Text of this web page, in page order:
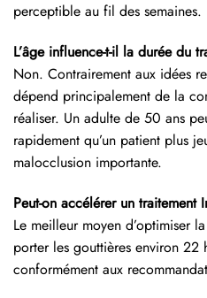
perceptible au fil des semaines.
L’âge influence-t-il la durée du
Non. Contrairement aux idées
dépend principalement de la
réaliser. Un adulte de 50 ans
rapidement qu’un patient plus
malocclusion importante.
Peut-on accélérer un traitement
Le meilleur moyen d’optimiser
porter les gouttières environ 22
conformément aux